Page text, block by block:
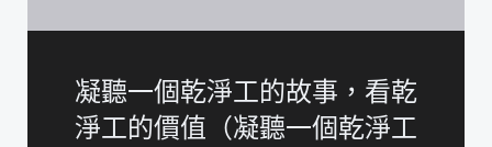
凝聽一個乾淨工的故事，看乾
淨工的價值（凝聽一個乾淨工